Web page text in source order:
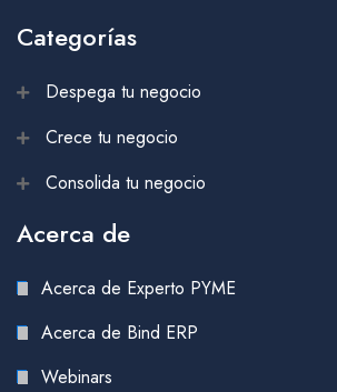
Categorías
Despega tu negocio
Crece tu negocio
Consolida tu negocio
Acerca de
Acerca de Experto PYME
Acerca de Bind ERP
Webinars